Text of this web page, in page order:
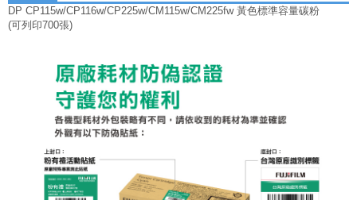
DP CP115w/CP116w/CP225w/CM115w/CM225fw 黃色標準容量碳粉
(可列印700張)